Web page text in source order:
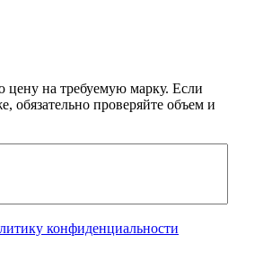
на требуемую марку. Если
обязательно проверяйте объем и
конфиденциальности